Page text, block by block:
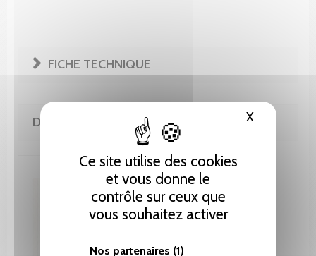
Ce site utilise des cookies
et vous donne le
contrôle sur ceux que
vous souhaitez activer
Nos partenaires (1)
XMasquer
FICHE TECHNIQUE
DE LA MÊME COLLECTION